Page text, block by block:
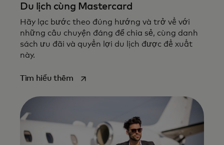
Du lịch cùng Mastercard
Hãy lạc bước theo đúng hướng và trở về với
những câu chuyện đáng để chia sẻ, cùng danh
sách ưu đãi và quyền lợi du lịch được đề xuất
này.
Tìm hiểu thêmopens in a new tab